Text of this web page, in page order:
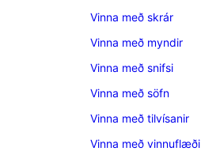
Vinna með skrár
Vinna með myndir
Vinna með snifsi
Vinna með söfn
Vinna með tilvísanir
Vinna með vinnuflæði